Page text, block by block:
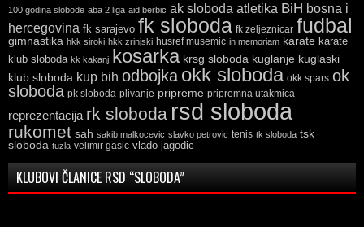
100 godina slobode aba 2 liga aid berbic ak sloboda atletika BiH bosna i
hercegovina fk sarajevo fk sloboda fk zeljeznicar fudbal
gimnastika hkk siroki hkk zrinjski husref musemic in memoriam karate karate
klub sloboda kk kakanj kosarka krsg sloboda kuglanje kuglaski
klub sloboda kup bih odbojka okk sloboda okk spars ok
sloboda pk sloboda plivanje pripreme pripremna utakmica
reprezentacija rk sloboda rsd sloboda
rukomet sah sakib malkocevic slavko petrovic tenis tk sloboda tsk
sloboda tuzla velimir gasic vlado jagodic
KLUBOVI ČLANICE RSD “SLOBODA”